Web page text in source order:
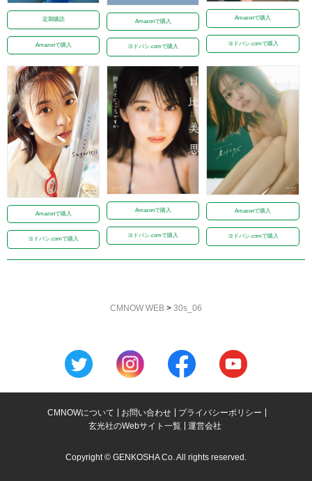
定期購読
Amazonで購入
Amazonで購入
ヨドバシ.comで購入
Amazonで購入
ヨドバシ.comで購入
Amazonで購入
ヨドバシ.comで購入
Amazonで購入
ヨドバシ.comで購入
Amazonで購入
ヨドバシ.comで購入
CMNOW WEB > 30s_06
CMNOWについて お問い合わせ
プライバシーポリシー
玄光社のWebサイト一覧
運営会社
Copyright © GENKOSHA Co. All rights reserved.